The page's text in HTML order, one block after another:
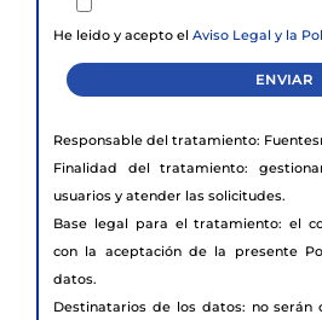
He leido y acepto elAviso Legal y la
Responsable del tratamiento:
Finalidad del tratamiento:
usuarios y atender las solicitudes.
Base legal para el tratamiento: el
con la aceptación de la presente
datos.
Destinatarios de los datos: no serán